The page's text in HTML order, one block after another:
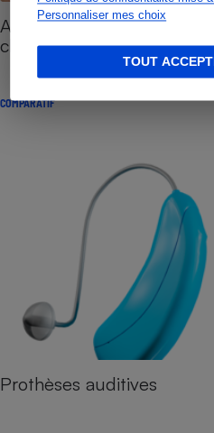
Personnaliser mes choix
TOUT
Auditioprothèses
classe 2 se valent
COMPARATIF
Prothèses auditives